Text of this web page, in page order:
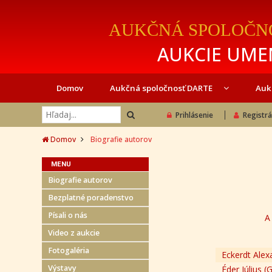
AUKČNÁ
AUKCIE
Domov Aukčná spoločnosť DARTE
Prihlásenie
Domov Biografie autorov
MENU
Biografie autorov
Bezplatné poradenstvo
Písali o nás
Video z aukcie
Fotogaléria
Výstavy
A
Eckerdt
Éder Július